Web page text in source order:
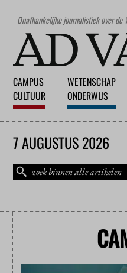
Onafhankelijke journalistiek over
CAMPUS
CULTUUR
WETENSCHAP
ONDERWIJS
7 AUGUSTUS 2026